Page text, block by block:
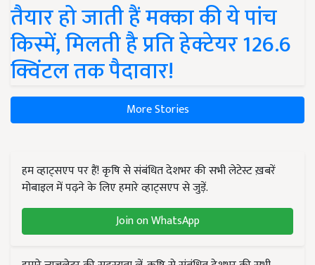
तैयार हो जाती हैं मक्का की ये पांच
किस्में, मिलती है प्रति हेक्टेयर 126.6
क्विंटल तक पैदावार!
More Stories
हम व्हाट्सएप पर हैं! कृषि से संबंधित देशभर की सभी लेटेस्ट ख़बरें
मोबाइल में पढ़ने के लिए हमारे व्हाट्सएप से जुड़ें.
Join on WhatsApp